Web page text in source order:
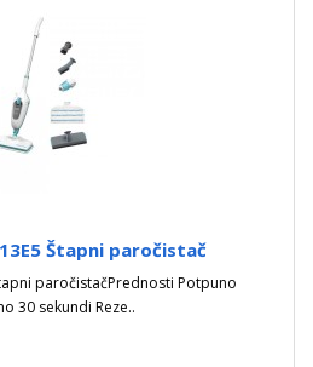
Štapni paročistač
paročistačPrednosti Potpuno
30 sekundi Reze..